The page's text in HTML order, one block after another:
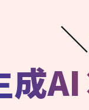
成